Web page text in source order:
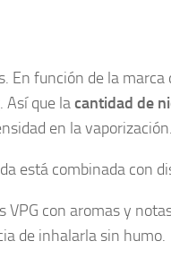
En función de la
Así que lacantidad de
en la vaporización.
está combinada con
con aromas y
de inhalarla sin humo.